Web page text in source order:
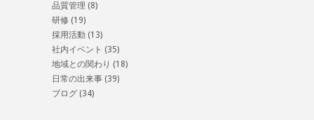
品質管理 (8)
研修 (19)
採用活動 (13)
社内イベント (35)
地域との関わり (18)
日常の出来事 (39)
ブログ (34)